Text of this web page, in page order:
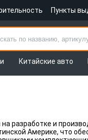
Пункты
Китайские авто
на разработке и
Америке, что